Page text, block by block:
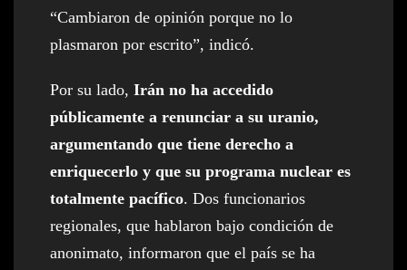
“Cambiaron de opinión porque no lo
plasmaron por escrito”, indicó.
Por su lado, Irán no ha accedido
públicamente a renunciar a su uranio,
argumentando que tiene derecho a
enriquecerlo y que su programa nuclear es
totalmente pacífico. Dos funcionarios
regionales, que hablaron bajo condición de
anonimato, informaron que el país se ha